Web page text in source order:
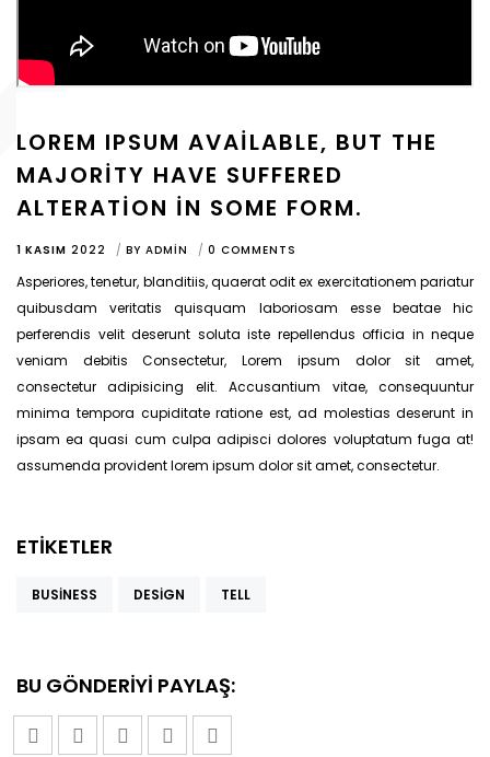
LOREM IPSUM AVAILABLE, BUT THE
MAJORITY HAVE SUFFERED
ALTERATION IN SOME FORM.
1 KASIM 2022 BY ADMIN 0 COMMENTS
Asperiores, tenetur, blanditiis, quaerat odit ex exercitationem pariatur
quibusdam veritatis quisquam laboriosam esse beatae hic
perferendis velit deserunt soluta iste repellendus officia in neque
veniam debitis Consectetur, Lorem ipsum dolor sit amet,
consectetur adipisicing elit. Accusantium vitae, consequuntur
minima tempora cupiditate ratione est, ad molestias deserunt in
ipsam ea quasi cum culpa adipisci dolores voluptatum fuga at!
assumenda provident lorem ipsum dolor sit amet, consectetur.
ETIKETLER
BUSINESS DESIGN TELL
BU GÖNDERIYI PAYLAŞ: